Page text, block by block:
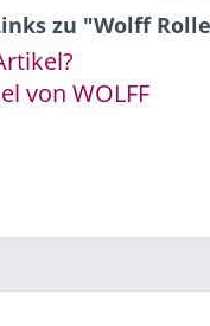
zu "Wolff
von WOLFF